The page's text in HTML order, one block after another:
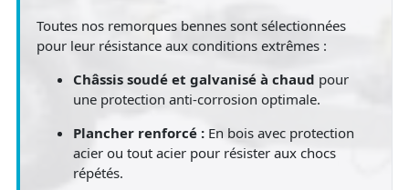
Toutes nos remorques bennes sont sélectionnées
pour leur résistance aux conditions extrêmes :
Châssis soudé et galvanisé à chaud pour
une protection anti-corrosion optimale.
Plancher renforcé : En bois avec protection
acier ou tout acier pour résister aux chocs
répétés.